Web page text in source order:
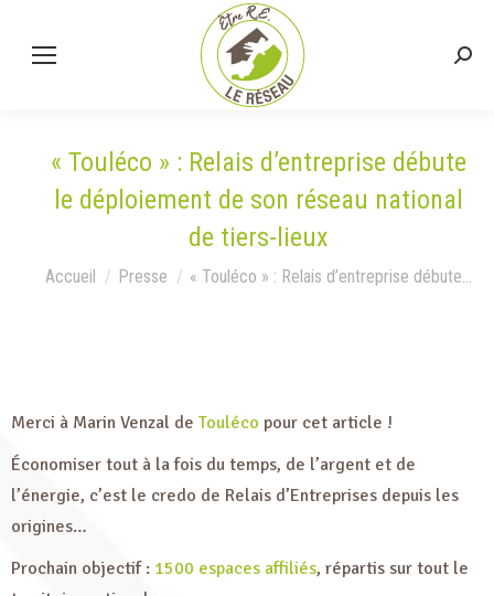
« Touléco » : Relais d’entreprise débute
le déploiement de son réseau national
de tiers-lieux
Vous êtes ici :
Accueil Presse « Touléco » : Relais d’entreprise débute…
Merci à Marin Venzal de Touléco pour cet article !
Économiser tout à la fois du temps, de l’argent et de
l’énergie, c’est le credo de Relais d’Entreprises depuis les
origines…
Prochain objectif : 1500 espaces affiliés, répartis sur tout le